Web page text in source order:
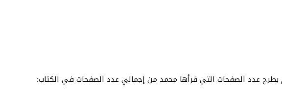
بطرح عدد الصفحات التي قرأها محمد من إجمالي عدد الصفحات في الكتاب: